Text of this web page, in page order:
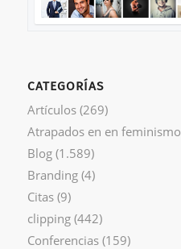
CATEGORÍAS
Artículos(269)
Atrapados en en feminismo
Blog(1.589)
Branding(4)
Citas(9)
clipping(442)
Conferencias(159)